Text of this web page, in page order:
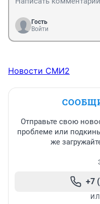
Гость
Войти
Новости СМИ2
Отправьте свою
проблеме или
же
+7